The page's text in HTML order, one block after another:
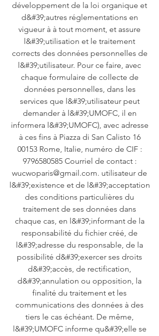
développement de la loi organique et
d&#39;autres réglementations en
vigueur à à tout moment, et assure
l&#39;utilisation et le traitement
corrects des données personnelles de
l&#39;utilisateur. Pour ce faire, avec
chaque formulaire de collecte de
données personnelles, dans les
services que l&#39;utilisateur peut
demander à l&#39;UMOFC, il en
informera l&#39;UMOFC), avec adresse
à ces fins à Piazza di San Calisto 16
00153Rome, Italie, numéro de CIF :
9796580585Courriel de contact :
wucwoparis@gmail.com. utilisateur de
l&#39;existence et de l&#39;acceptation
des conditions particulières du
traitement de ses données dans
chaque cas, en l&#39;informant de la
responsabilité du fichier créé, de
l&#39;adresse du responsable, de la
possibilité d&#39;exercer ses droits
d&#39;accès, de rectification,
d&#39;annulation ou opposition, la
finalité du traitement et les
communications des données à des
tiers le cas échéant. De même,
l&#39;UMOFC informe qu&#39;elle se